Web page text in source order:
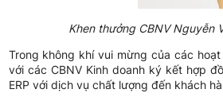
Khen thưởng CBNV Nguyễn
Trong không khí vui mừng của các
với các CBNV Kinh doanh ký kết hợp
ERP với dịch vụ chất lượng đến khách